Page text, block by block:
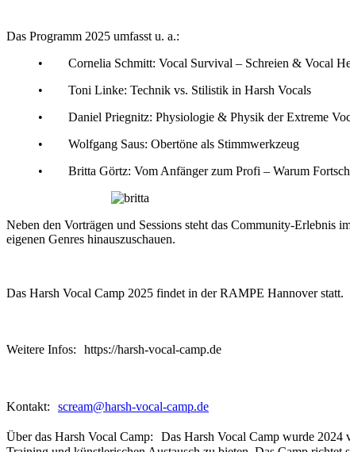
Das Programm 2025 umfasst u. a.:
• Cornelia Schmitt: Vocal Survival – Schreien & Vocal
• Toni Linke: Technik vs. Stilistik in Harsh Vocals
• Daniel Priegnitz: Physiologie & Physik der Extreme
• Wolfgang Saus: Obertöne als Stimmwerkzeug
• Britta Görtz: Vom Anfänger zum Profi – Warum
Neben den Vorträgen und Sessions steht das Community-Erlebnis
eigenen Genres hinauszuschauen.
Das Harsh Vocal Camp 2025 findet in der RAMPE Hannover statt.
Weitere Infos: https://harsh-vocal-camp.de
Kontakt: scream@harsh-vocal-camp.de
Über das Harsh Vocal Camp: Das Harsh Vocal Camp wurde 2024